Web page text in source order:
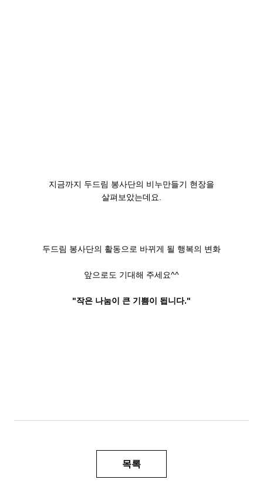
지금까지 두드림 봉사단의 비누만들기 현장을
살펴보았는데요.
두드림 봉사단의 활동으로 바뀌게 될 행복의 변화
앞으로도 기대해 주세요^^
"작은 나눔이 큰 기쁨이 됩니다."
목록